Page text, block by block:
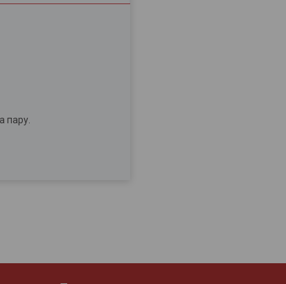
пару.